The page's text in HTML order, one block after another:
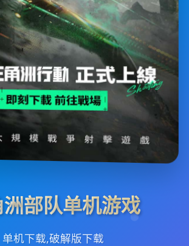
部队单机游戏
单机下载,破解版下载